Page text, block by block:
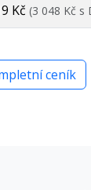
Kč (3 048 Kč s
ceník